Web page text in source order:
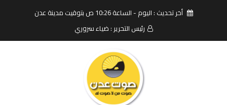
أخر تحديث : اليوم - الساعة 10:26 ص بتوقيت مدينة عدن
رئيس التحرير : ضياء سروري